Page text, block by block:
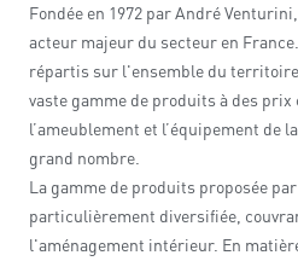
Fondée en 1972 par André
acteur majeur du secteur en
répartis sur l'ensemble du
vaste gamme de produits à des
l’ameublement et l’équipement de
grand nombre.
La gamme de produits proposée
particulièrement diversifiée,
l'aménagement intérieur. En